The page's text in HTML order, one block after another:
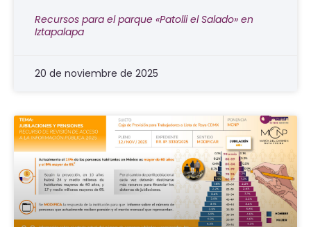
Recursos para el parque «Patolli el Salado» en
Iztapalapa
20 de noviembre de 2025